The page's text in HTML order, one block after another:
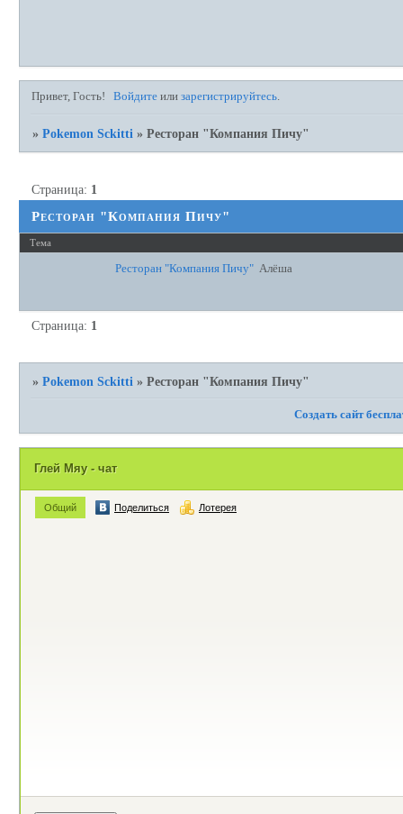
Привет, Гость! Войдите илизарегистрируйтесь.
»Pokemon Sckitti »Ресторан "Компания Пичу"
Ресторан "Компания Пичу"
Страница: 1
Тема
Ресторан "Компания Пичу" Алёша
Страница: 1
»Pokemon Sckitti »Ресторан "Компания Пичу"
Создать сайт